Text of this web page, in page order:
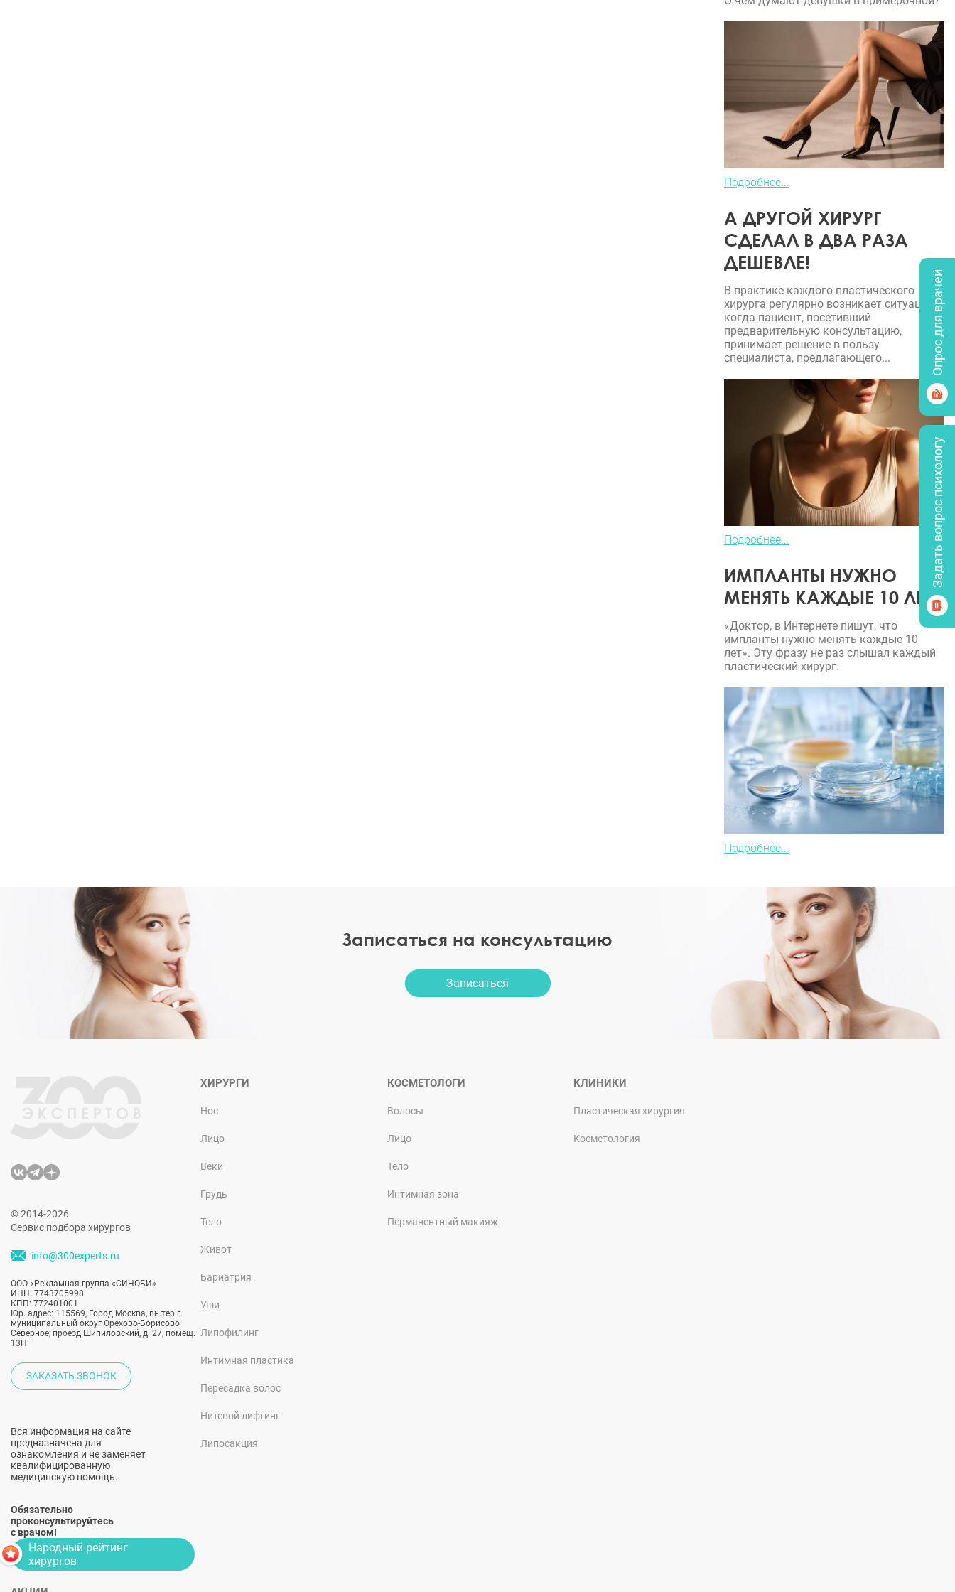
Подробнее...
А ДРУГОЙ ХИРУРГ
СДЕЛАЛ В ДВА РАЗА
ДЕШЕВЛЕ!
В практике каждого пластического
хирурга регулярно возникает ситуация,
когда пациент, посетивший
предварительную консультацию,
принимает решение в пользу
специалиста, предлагающего...
Подробнее...
ИМПЛАНТЫ НУЖНО
МЕНЯТЬ КАЖДЫЕ 10 ЛЕТ?
«Доктор, в Интернете пишут, что
импланты нужно менять каждые 10
лет». Эту фразу не раз слышал каждый
пластический хирург.
Подробнее...
Записаться на консультацию
Записаться
© 2014-2026
Сервис подбора хирургов
info@300experts.ru
ООО «Рекламная группа «СИНОБИ»
ИНН: 7743705998
КПП: 772401001
Юр. адрес: 115569, Город Москва, вн.тер.г.
муниципальный округ Орехово-Борисово
Северное, проезд Шипиловский, д. 27, помещ.
13Н
ЗАКАЗАТЬ ЗВОНОК
Вся информация на сайте
предназначена для
ознакомления и не заменяет
квалифицированную
медицинскую помощь.
Обязательно
проконсультируйтесь
с врачом!
ХИРУРГИ
Нос
Лицо
Веки
Грудь
Тело
Живот
Бариатрия
Уши
Липофилинг
Интимная пластика
Пересадка волос
Нитевой лифтинг
Липосакция
КОСМЕТОЛОГИ
Волосы
Лицо
Тело
Интимная зона
Перманентный макияж
КЛИНИКИ
Пластическая хирургия
Косметология
Народный рейтинг
хирургов
Опрос для врачей
Задать вопрос психологу